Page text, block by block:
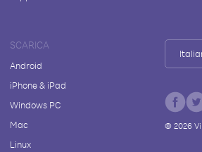
SCARICA
Android
iPhone & iPad
Windows PC
Mac
Linux
© 2026